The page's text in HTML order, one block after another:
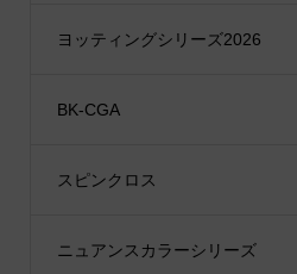
ヨッティングシリーズ2026
BK-CGA
スピンクロス
ニュアンスカラーシリーズ